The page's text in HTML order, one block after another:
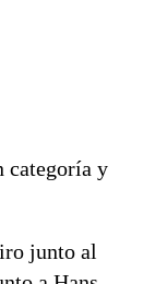
categoría y
junto al